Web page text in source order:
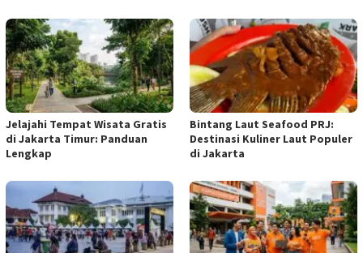
Jelajahi Tempat Wisata Gratis
di Jakarta Timur: Panduan
Lengkap
Bintang Laut Seafood PRJ:
Destinasi Kuliner Laut Populer
di Jakarta